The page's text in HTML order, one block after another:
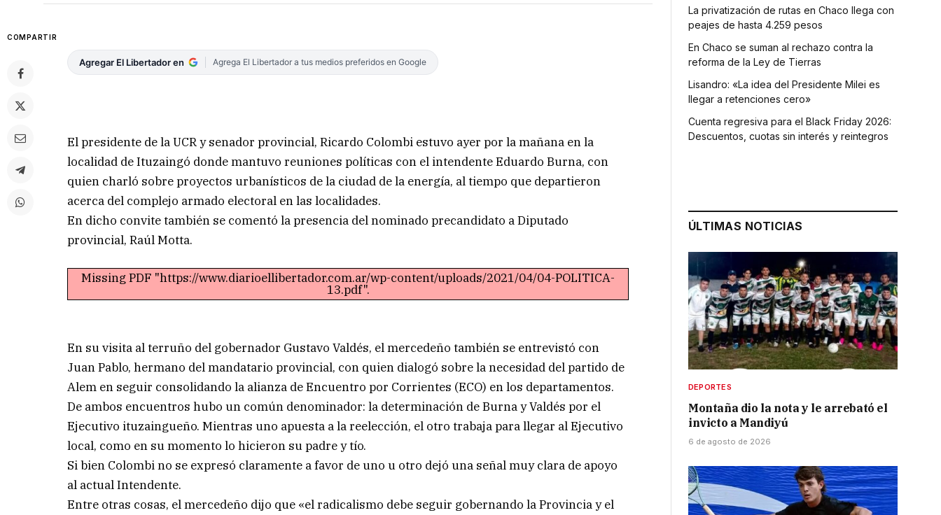
COMPARTIR
Agregar El Libertador en Agrega El Libertador a tus medios preferidos en Google
El presidente de la UCR y senador provincial, Ricardo Colombi estuvo ayer por la mañana en la
localidad de Ituzaingó donde mantuvo reuniones políticas con el intendente Eduardo Burna, con
quien charló sobre proyectos urbanísticos de la ciudad de la energía, al tiempo que departieron
acerca del complejo armado electoral en las localidades.
En dicho convite también se comentó la presencia del nominado precandidato a Diputado
provincial, Raúl Motta.
Missing PDF "https://www.diarioellibertador.com.ar/wp-content/uploads/2021/04/04-POLITICA-
13.pdf".
En su visita al terruño del gobernador Gustavo Valdés, el mercedeño también se entrevistó con
Juan Pablo, hermano del mandatario provincial, con quien dialogó sobre la necesidad del partido de
Alem en seguir consolidando la alianza de Encuentro por Corrientes (ECO) en los departamentos.
De ambos encuentros hubo un común denominador: la determinación de Burna y Valdés por el
Ejecutivo ituzaingueño. Mientras uno apuesta a la reelección, el otro trabaja para llegar al Ejecutivo
local, como en su momento lo hicieron su padre y tío.
Si bien Colombi no se expresó claramente a favor de uno u otro dejó una señal muy clara de apoyo
al actual Intendente.
Entre otras cosas, el mercedeño dijo que «el radicalismo debe seguir gobernando la Provincia y el
La privatización de rutas en Chaco llega con
peajes de hasta 4.259 pesos
En Chaco se suman al rechazo contra la
reforma de la Ley de Tierras
Lisandro: «La idea del Presidente Milei es
llegar a retenciones cero»
Cuenta regresiva para el Black Friday 2026:
Descuentos, cuotas sin interés y reintegros
ÚLTIMAS NOTICIAS
DEPORTES
Montaña dio la nota y le arrebató el
invicto a Mandiyú
6 de agosto de 2026